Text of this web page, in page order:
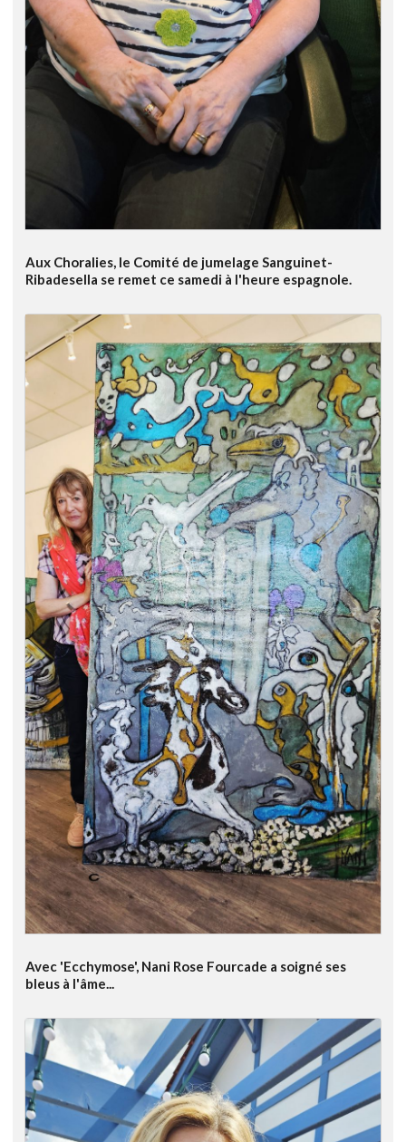
Aux Choralies, le Comité de jumelage Sanguinet-
Ribadesella se remet ce samedi à l'heure espagnole.
Avec 'Ecchymose', Nani Rose Fourcade a soigné ses
bleus à l'âme...